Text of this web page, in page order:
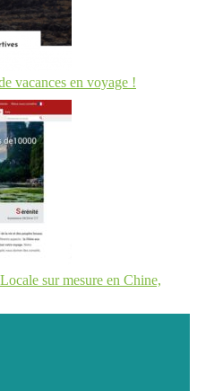
vacances en voyage !
sur mesure en Chine,